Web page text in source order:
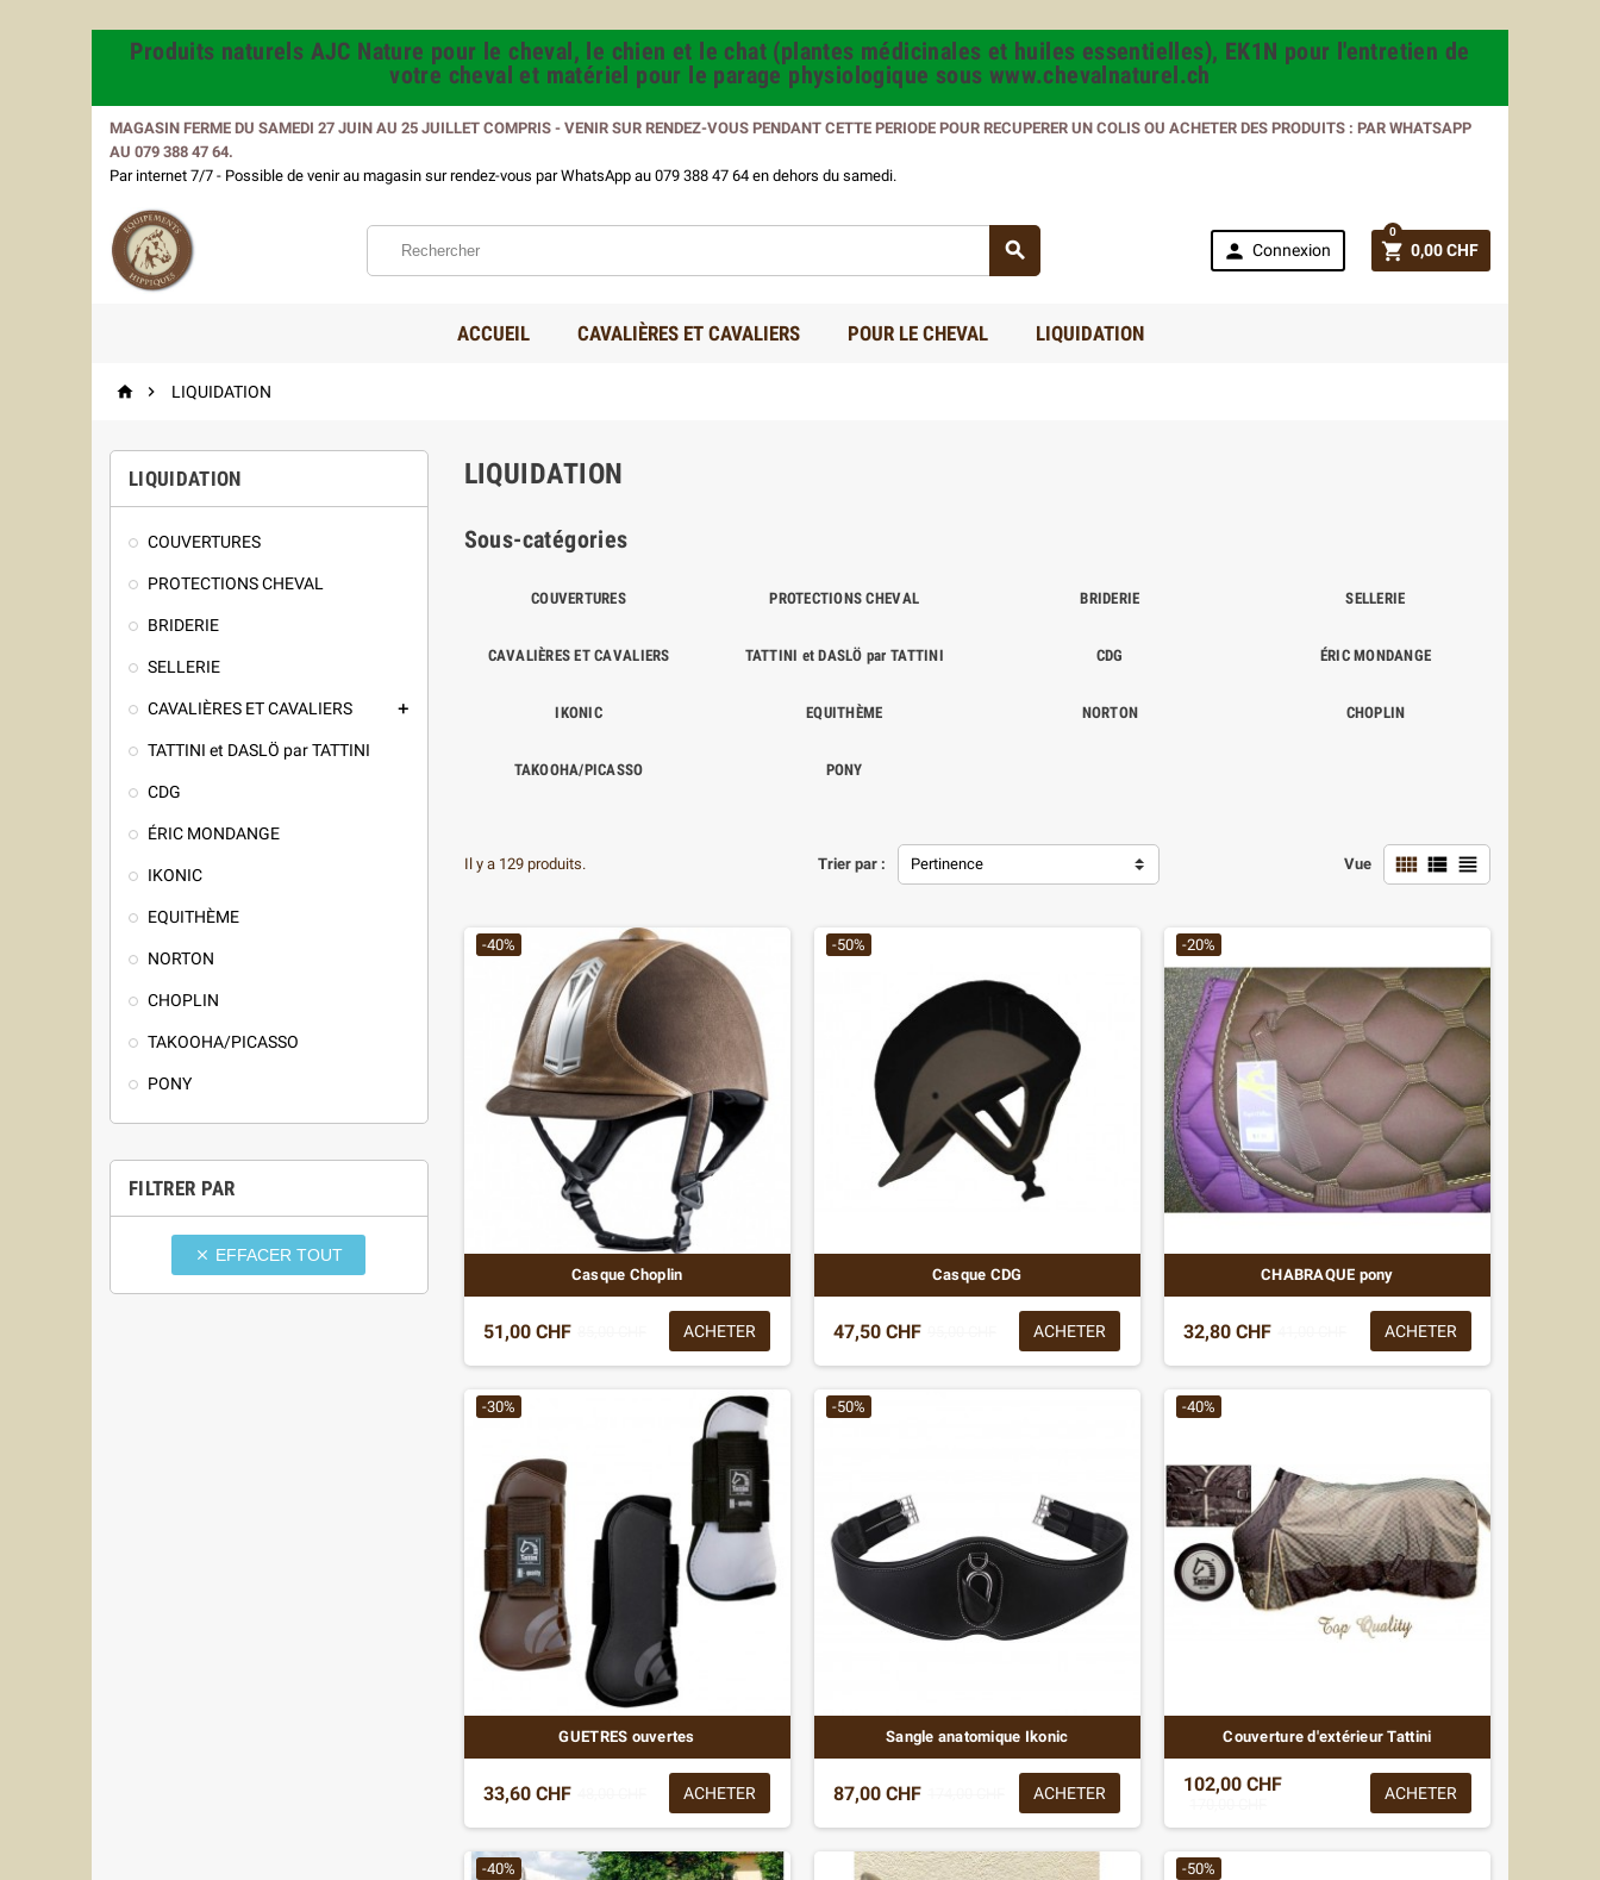
Produits naturels AJC Nature pour le cheval, le chien et le chat (plantes médicinales et huiles essentielles), EK1N pour l'entretien de
votre cheval et matériel pour le parage physiologique sous www.chevalnaturel.ch
MAGASIN FERME DU SAMEDI 27 JUIN AU 25 JUILLET COMPRIS - VENIR SUR RENDEZ-VOUS PENDANT CETTE PERIODE POUR RECUPERER UN COLIS OU ACHETER DES PRODUITS : PAR WHATSAPP
AU 079 388 47 64.
Par internet 7/7 - Possible de venir au magasin sur rendez-vous par WhatsApp au 079 388 47 64 en dehors du samedi.
  Connexion  0,00 CHF
0
ACCUEIL CAVALIÈRES ET CAVALIERS POUR LE CHEVAL LIQUIDATION
  LIQUIDATION
LIQUIDATION
COUVERTURES
PROTECTIONS CHEVAL
BRIDERIE
SELLERIE
CAVALIÈRES ET CAVALIERS 
TATTINI et DASLÖ par TATTINI
CDG
ÉRIC MONDANGE
IKONIC
EQUITHÈME
NORTON
CHOPLIN
TAKOOHA/PICASSO
PONY
FILTRER PAR
 EFFACER TOUT
LIQUIDATION
Sous-catégories
COUVERTURES PROTECTIONS CHEVAL BRIDERIE SELLERIE
CAVALIÈRES ET CAVALIERS TATTINI et DASLÖ par TATTINI CDG ÉRIC MONDANGE
IKONIC EQUITHÈME NORTON CHOPLIN
TAKOOHA/PICASSO PONY
Il y a 129 produits. Trier par : Pertinence Vue   
-40%
Casque Choplin
51,00 CHF ACHETER
-50%
Casque CDG
47,50 CHF ACHETER
-20%
CHABRAQUE pony
32,80 CHF ACHETER
-30%
GUETRES ouvertes
33,60 CHF ACHETER
-50%
Sangle anatomique Ikonic
87,00 CHF ACHETER
-40%
Couverture d'extérieur Tattini
102,00 CHF ACHETER
-40% -50%